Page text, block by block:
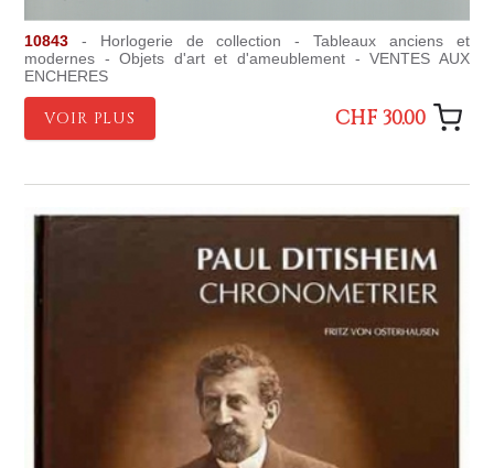
10843 - Horlogerie de collection - Tableaux anciens et
modernes - Objets d'art et d'ameublement - VENTES AUX
ENCHERES
VOIR PLUS CHF 30.00